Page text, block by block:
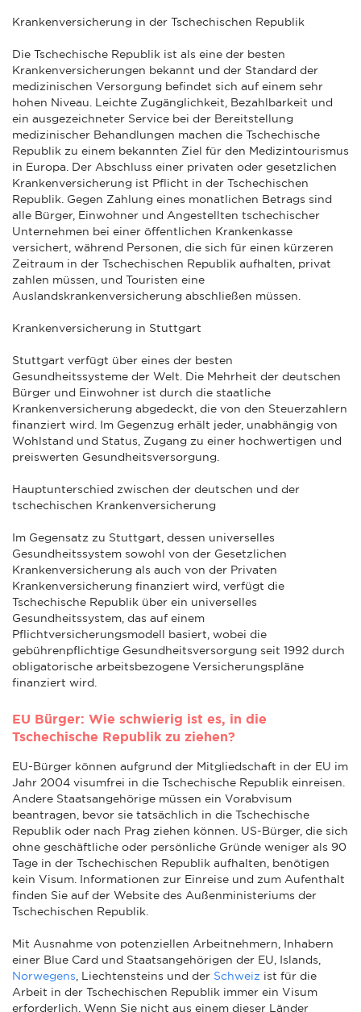
Krankenversicherung in der Tschechischen Republik
Die Tschechische Republik ist als eine der besten
Krankenversicherungen bekannt und der Standard der
medizinischen Versorgung befindet sich auf einem sehr
hohen Niveau. Leichte Zugänglichkeit, Bezahlbarkeit und
ein ausgezeichneter Service bei der Bereitstellung
medizinischer Behandlungen machen die Tschechische
Republik zu einem bekannten Ziel für den Medizintourismus
in Europa. Der Abschluss einer privaten oder gesetzlichen
Krankenversicherung ist Pflicht in der Tschechischen
Republik. Gegen Zahlung eines monatlichen Betrags sind
alle Bürger, Einwohner und Angestellten tschechischer
Unternehmen bei einer öffentlichen Krankenkasse
versichert, während Personen, die sich für einen kürzeren
Zeitraum in der Tschechischen Republik aufhalten, privat
zahlen müssen, und Touristen eine
Auslandskrankenversicherung abschließen müssen.
Krankenversicherung in Stuttgart
Stuttgart verfügt über eines der besten
Gesundheitssysteme der Welt. Die Mehrheit der deutschen
Bürger und Einwohner ist durch die staatliche
Krankenversicherung abgedeckt, die von den Steuerzahlern
finanziert wird. Im Gegenzug erhält jeder, unabhängig von
Wohlstand und Status, Zugang zu einer hochwertigen und
preiswerten Gesundheitsversorgung.
Hauptunterschied zwischen der deutschen und der
tschechischen Krankenversicherung
Im Gegensatz zu Stuttgart, dessen universelles
Gesundheitssystem sowohl von der Gesetzlichen
Krankenversicherung als auch von der Privaten
Krankenversicherung finanziert wird, verfügt die
Tschechische Republik über ein universelles
Gesundheitssystem, das auf einem
Pflichtversicherungsmodell basiert, wobei die
gebührenpflichtige Gesundheitsversorgung seit 1992 durch
obligatorische arbeitsbezogene Versicherungspläne
finanziert wird.
EU Bürger: Wie schwierig ist es, in die
Tschechische Republik zu ziehen?
EU-Bürger können aufgrund der Mitgliedschaft in der EU im
Jahr 2004 visumfrei in die Tschechische Republik einreisen.
Andere Staatsangehörige müssen ein Vorabvisum
beantragen, bevor sie tatsächlich in die Tschechische
Republik oder nach Prag ziehen können. US-Bürger, die sich
ohne geschäftliche oder persönliche Gründe weniger als 90
Tage in der Tschechischen Republik aufhalten, benötigen
kein Visum. Informationen zur Einreise und zum Aufenthalt
finden Sie auf der Website des Außenministeriums der
Tschechischen Republik.
Mit Ausnahme von potenziellen Arbeitnehmern, Inhabern
einer Blue Card und Staatsangehörigen der EU, Islands,
Norwegens , Liechtensteins und der Schweiz ist für die
Arbeit in der Tschechischen Republik immer ein Visum
erforderlich. Wenn Sie nicht aus einem dieser Länder